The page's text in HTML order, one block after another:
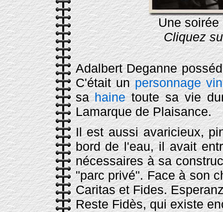
Une soirée
Cliquez
Adalbert Deganne
C'était unpersonnage
sahainetoute sa vie
Lamarque de Plaisance.
Il est aussi avaricieux,
bord de l'eau, il avait
nécessaires à sa
"parc privé". Face à son
Caritas et Fides.
Reste Fidès, qui existe